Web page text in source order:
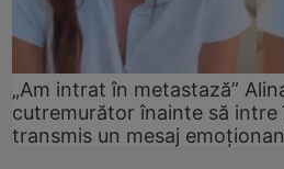
„Am intrat în metastază”
cutremurător înainte să intre
transmis un mesaj